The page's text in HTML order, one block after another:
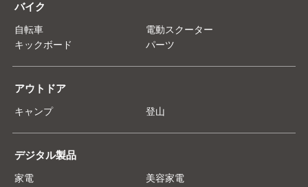
バイク
自転車
電動スクーター
キックボード
パーツ
アウトドア
キャンプ 登山
デジタル製品
家電
美容家電